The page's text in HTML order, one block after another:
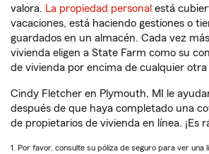
valora. La propiedad personal está
vacaciones, está haciendo gestiones o
guardados en un almacén. Cada vez
vivienda eligen a State Farm como su
de vivienda por encima de cualquier otra
Cindy Fletcher en Plymouth, MI le
después de que haya completado una
de propietarios de vivienda en línea. ¡Es
1. Por favor, consulte su póliza de seguro para ver una